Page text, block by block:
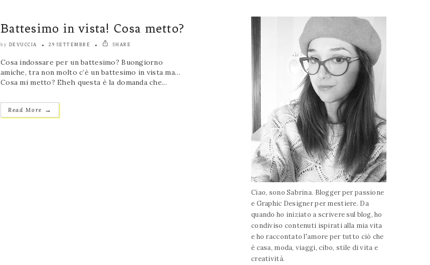
Battesimo in vista! Cosa metto?
by DEVUCCIA 29 SETTEMBRE SHARE
Cosa indossare per un battesimo? Buongiorno
amiche, tra non molto c’è un battesimo in vista ma…
Cosa mi metto? Eheh questa è la domanda che...
Read More →
Ciao, sono Sabrina. Blogger per passione
e Graphic Designer per mestiere. Da
quando ho iniziato a scrivere sul blog, ho
condiviso contenuti ispirati alla mia vita
e ho raccontato l'amore per tutto ciò che
è casa, moda, viaggi, cibo, stile di vita e
creatività.